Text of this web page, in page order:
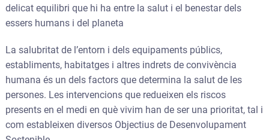
delicat equilibri que hi ha entre la salut i el benestar dels
essers humans i del planeta
La salubritat de l’entorn i dels equipaments públics,
establiments, habitatges i altres indrets de convivència
humana és un dels factors que determina la salut de les
persones. Les intervencions que redueixen els riscos
presents en el medi en què vivim han de ser una prioritat, tal i
com estableixen diversos Objectius de Desenvolupament